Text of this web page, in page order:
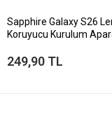
Sapphire Galaxy S26
Koruyucu Kurulum
249,90 TL